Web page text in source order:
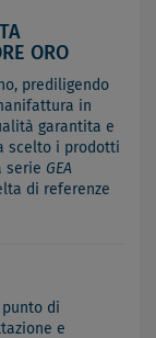
ORO
prediligendo
in
garantita e
scelto i prodotti
serie GEA
di referenze
di
e